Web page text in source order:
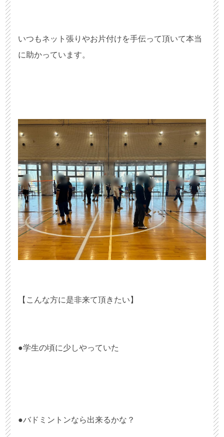
いつもネット張りやお片付けを手伝って頂いて本当
に助かっています。
【こんな方に是非来て頂きたい】
●学生の頃に少しやっていた
●バドミントンなら出来るかな？